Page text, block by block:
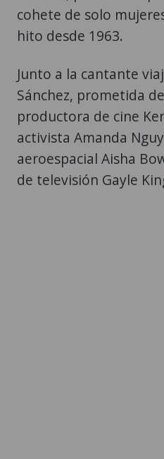
cohete de solo
hito desde 1963.
Junto a la cantante
Sánchez, prometida
productora de cine
activista Amanda
aeroespacial Aisha
de televisión Gayle